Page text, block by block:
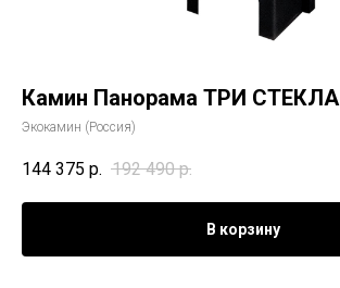
Камин Панорама ТРИ СТЕКЛА
Экокамин (Россия)
144 375 р. 192 490 р.
В корзину